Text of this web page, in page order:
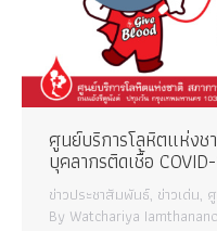
ศูนย์บริการโลหิตแห่งช
บุคลากรติดเชื้อ
ข่าวประชาสัมพันธ์, ข่าวเด่น,
By Watchariya